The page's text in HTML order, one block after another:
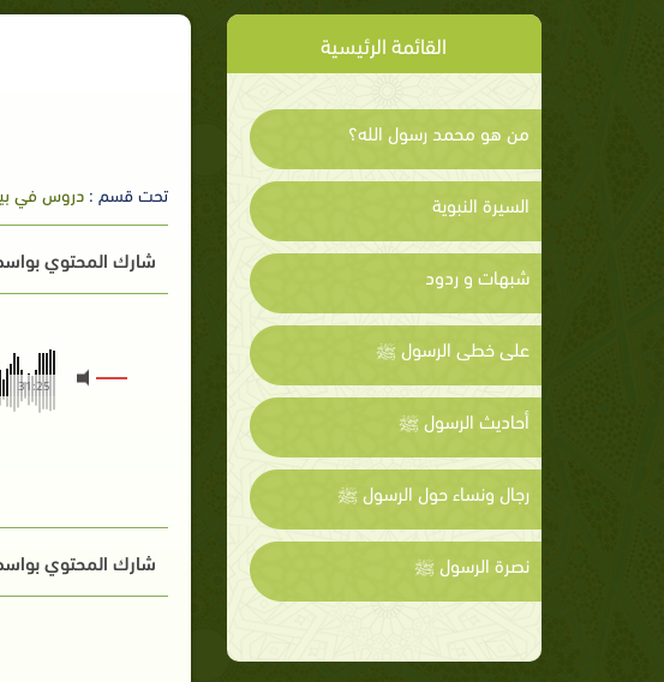
القائمة الرئيسية
من هو محمد رسول الله؟
السيرة النبوية
شبهات و ردود
على خطى الرسول ﷺ
أحاديث الرسول ﷺ
رجال ونساء حول الرسول ﷺ
نصرة الرسول ﷺ
تحت قسم :دروس في
شارك المحتوي
31:25
شارك المحتوي